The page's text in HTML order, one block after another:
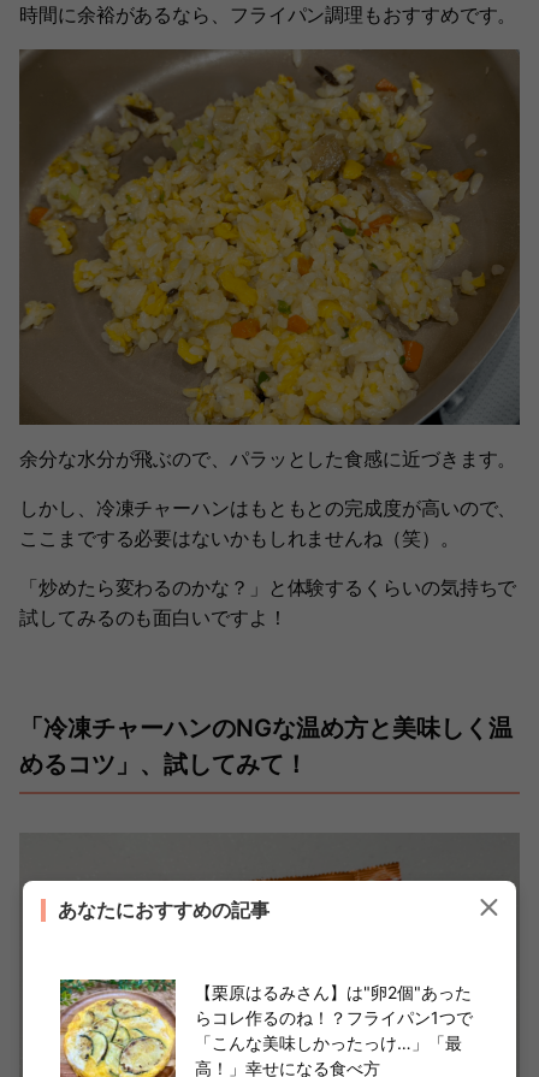
時間に余裕があるなら、フライパン調理もおすすめです。
余分な水分が飛ぶので、パラッとした食感に近づきます。
しかし、冷凍チャーハンはもともとの完成度が高いので、
ここまでする必要はないかもしれませんね（笑）。
「炒めたら変わるのかな？」と体験するくらいの気持ちで
試してみるのも面白いですよ！
「冷凍チャーハンのNGな温め方と美味しく温
めるコツ」、試してみて！
あなたにおすすめの記事
【栗原はるみさん】は"卵2個"あった
らコレ作るのね！？フライパン1つで
「こんな美味しかったっけ…」「最
高！」幸せになる食べ方